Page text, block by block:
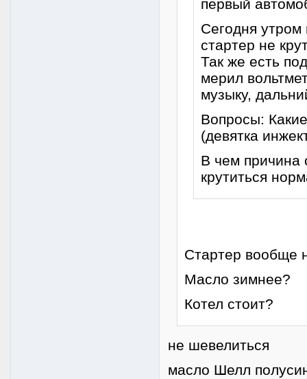
первый
Сегодня утром
стартер не
Так же есть
мерил
музыку,
Вопросы:
(девятка
В чем причина
крутиться
Стартер вообще
Масло зимнее?
Котел стоит?
не шевелиться
масло Шелл